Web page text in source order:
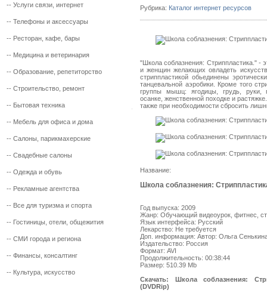
-- Услуги связи, интернет
-- Телефоны и аксессуары
-- Ресторан, кафе, бары
-- Медицина и ветеринария
-- Образование, репетиторство
-- Строительство, ремонт
-- Бытовая техника
-- Мебель для офиса и дома
-- Салоны, парикмахерские
-- Свадебные салоны
-- Одежда и обувь
-- Рекламные агентства
-- Все для туризма и спорта
-- Гостиницы, отели, общежития
-- СМИ города и региона
-- Финансы, консалтинг
-- Культура, искусство
Рубрика: Каталог интернет ресурсов
"Школа соблазнения: Стриппластика." -
и женщин желающих овладеть
стриппластикой обьединены
танцевальной аэробики. Кроме того
группы мышц: ягодицы, грудь, руки,
осанке, женственной походке и
также при необходимости сбросить
Название:
Школа соблазнения:
Год выпуска: 2009
Жанр: Обучающий видеоурок, фитнес,
Язык интерфейса: Русский
Лекарство: Не требуется
Доп. информация: Автор: Ольга
Издательство: Россия
Формат: AVI
Продолжительность: 00:38:44
Размер: 510.39 Mb
Скачать: Школа соблазнения:
(DVDRip)